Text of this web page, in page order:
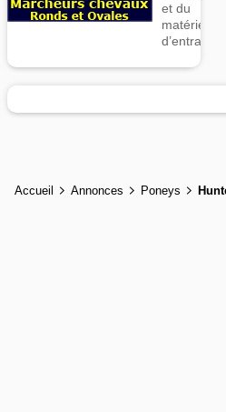
et du
matériel
Accueil Annonces Poneys